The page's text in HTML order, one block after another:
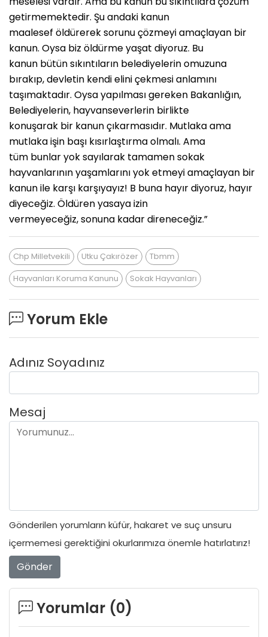
getirmemektedir. Şu andaki kanun
maalesef öldürerek sorunu çözmeyi amaçlayan bir
kanun. Oysa biz öldürme yaşat diyoruz. Bu
kanun bütün sıkıntıların belediyelerin omuzuna
bırakıp, devletin kendi elini çekmesi anlamını
taşımaktadır. Oysa yapılması gereken Bakanlığın,
Belediyelerin, hayvanseverlerin birlikte
konuşarak bir kanun çıkarmasıdır. Mutlaka ama
mutlaka işin başı kısırlaştırma olmalı. Ama
tüm bunlar yok sayılarak tamamen sokak
hayvanlarının yaşamlarını yok etmeyi amaçlayan bir
kanun ile karşı karşıyayız! B buna hayır diyoruz, hayır
diyeceğiz. Öldüren yasaya izin
vermeyeceğiz, sonuna kadar direneceğiz.”
Chp Milletvekili Utku Çakırözer
Tbmm
Hayvanları Koruma Kanunu
Sokak Hayvanları
Yorum Ekle
Adınız Soyadınız
Mesaj
Gönderilen yorumların küfür, hakaret ve suç unsuru
içermemesi gerektiğini okurlarımıza önemle hatırlatırız!
Gönder
Yorumlar (0)